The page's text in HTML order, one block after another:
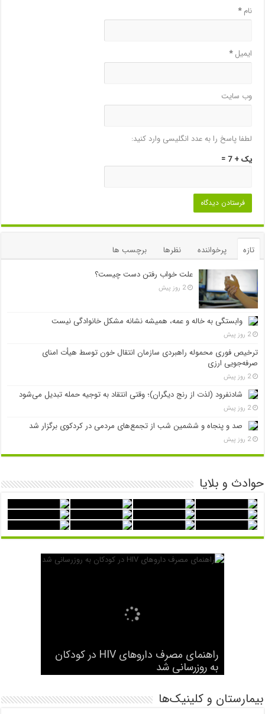
نام*
ایمیل*
وب‌ سایت
لطفا پاسخ را به عدد انگلیسی وارد کنید:
یک + 7 =
تازه پرخواننده نظرها
برچسب ها
علت خواب رفتن دست چیست؟
2 روز پیش
وابستگی به خاله و عمه، همیشه نشانه مشکل خانوادگی نیست
2 روز پیش
ترخیص فوری محموله راهبردی سازمان انتقال خون توسط هیأت امنای
صرفه‌جویی ارزی
2 روز پیش
شادنفرود (لذت از رنج دیگران)؛ وقتی انتقاد به توجیه حمله تبدیل می‌شود
2 روز پیش
صد و پنجاه‌ و ششمین شب از تجمع‌های مردمی در کردکوی برگزار شد
2 روز پیش
حوادث و بلایا
راهنمای مصرف داروهای HIV در کودکان
به روزرسانی شد
نخستین جراحی موفق با دستگاه قلب و
ریه ساخت ترکیه انجام شد
شرح وظایف «رصدخانه ملی غذا و
بیماری» اعلام شد
سیگار الکترونیک هم سرطانزا است
هفتاد و نهمین مجمع جهانی بهداشت آغاز
به کار کرد
بیمارستان و کلینیک‌ها